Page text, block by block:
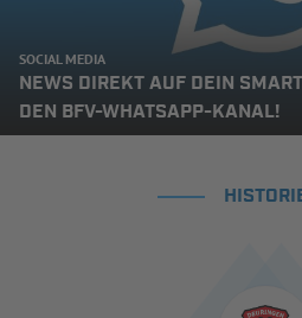
SOCIAL MEDIA
NEWS DIREKT AUF DEIN
DEN BFV-WHATSAPP-KANAL!